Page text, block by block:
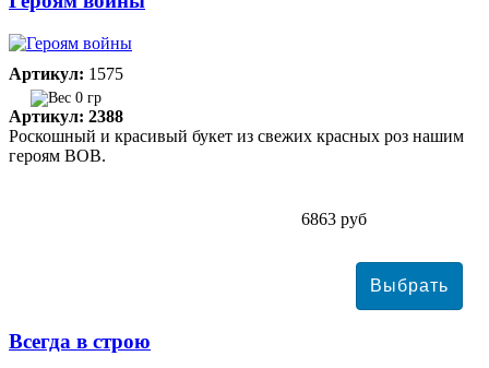
Артикул: 1575
0 гр
Артикул: 2388
Роскошный и красивый букет из свежих красных роз нашим
героям ВОВ.
6863 руб
Всегда в строю